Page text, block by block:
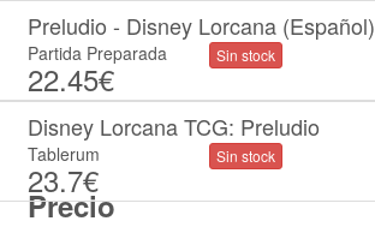
Precio
Preludio - Disney Lorcana (Español)
Partida Preparada
22.45€
Sin stock
Disney Lorcana TCG: Preludio
Tablerum
23.7€
Sin stock